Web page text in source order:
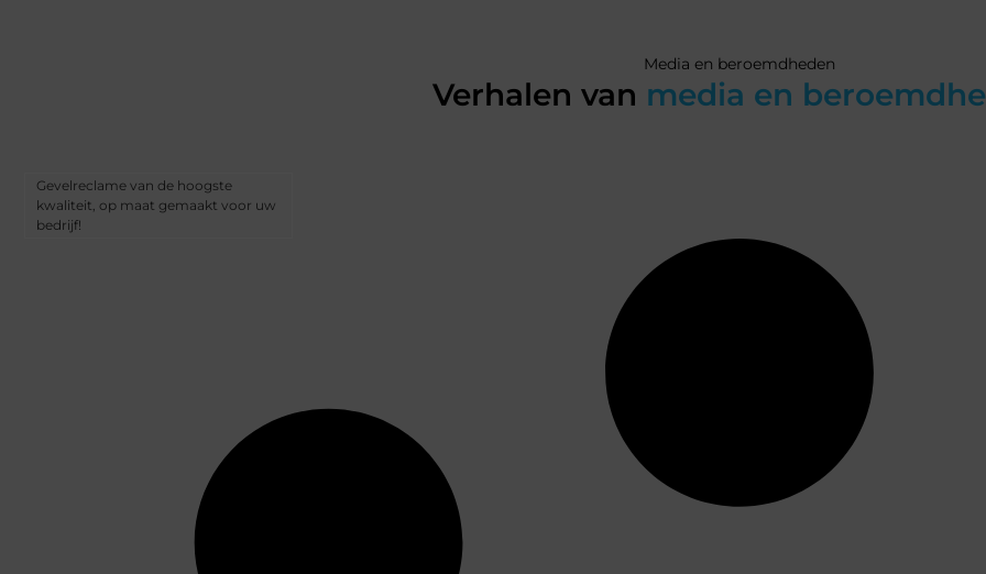
Media en beroemdheden
Verhalen van media en
Gevelreclame van de hoogste
kwaliteit, op maat gemaakt voor uw
bedrijf!